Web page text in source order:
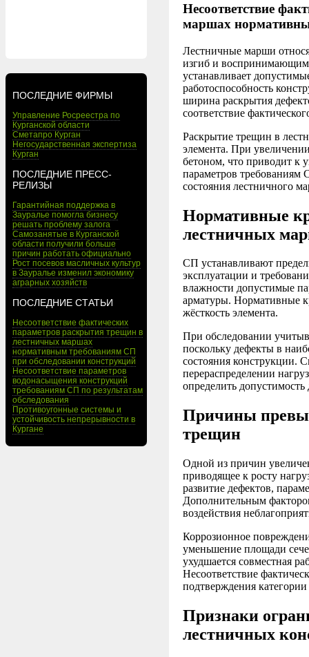
ПОСЛЕДНИЕ ФИРМЫ
Управление Росреестра по
Курганской области
Сметапро Курган
Негосударственная экспертиза
Курган
ПОСЛЕДНИЕ ПРЕСС-
РЕЛИЗЫ
Гарантийная поддержка в
Зауралье помогла бизнесу
решать проблему залога
Самозанятые в Курганской
области получили больше
причин работать официально
Рост посевов масличных культур
в Зауралье изменил экономику
аграрных хозяйств
ПОСЛЕДНИЕ СТАТЬИ
Несоответствие фактических
параметров раскрытия трещин в
лестничных маршах
нормативным требованиям СП
при обследовании конструкций
Несоответствие параметров
водонасыщения конструкций
требованиям СП по результатам
обследования
Противоугонные системы и
устойчивость непрерывности в
Кургане
Несоответствие
маршах
Лестничные марши
изгиб и воспринимающим
устанавливает
работоспособность
ширина раскрытия
соответствие
Раскрытие трещин в
элемента. При
бетоном, что приводит к
параметров требованиям
состояния лестничного
Нормативные
лестничных
СП устанавливают
эксплуатации и
влажности допустимые
арматуры. Нормативные
жёсткость элемента.
При обследовании
поскольку дефекты в
состояния конструкции.
перераспределении
определить
Причины
трещин
Одной из причин
приводящее к росту
развитие дефектов,
Дополнительным
воздействия
Коррозионное
уменьшение площади
ухудшается совместная
Несоответствие
подтверждения
Признаки
лестничных